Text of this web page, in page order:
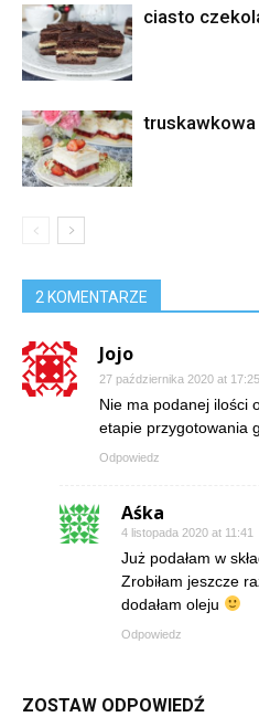
ciasto
truskawkowa
2 KOMENTARZE
Jojo
27 października 2020 at 17:25
Nie ma podanej ilości
etapie przygotowania
Odpowiedz
Aśka
4 listopada 2020 at 11:41
Już podałam w
Zrobiłam jeszcze
dodałam oleju
Odpowiedz
ZOSTAW ODPOWIEDŹ